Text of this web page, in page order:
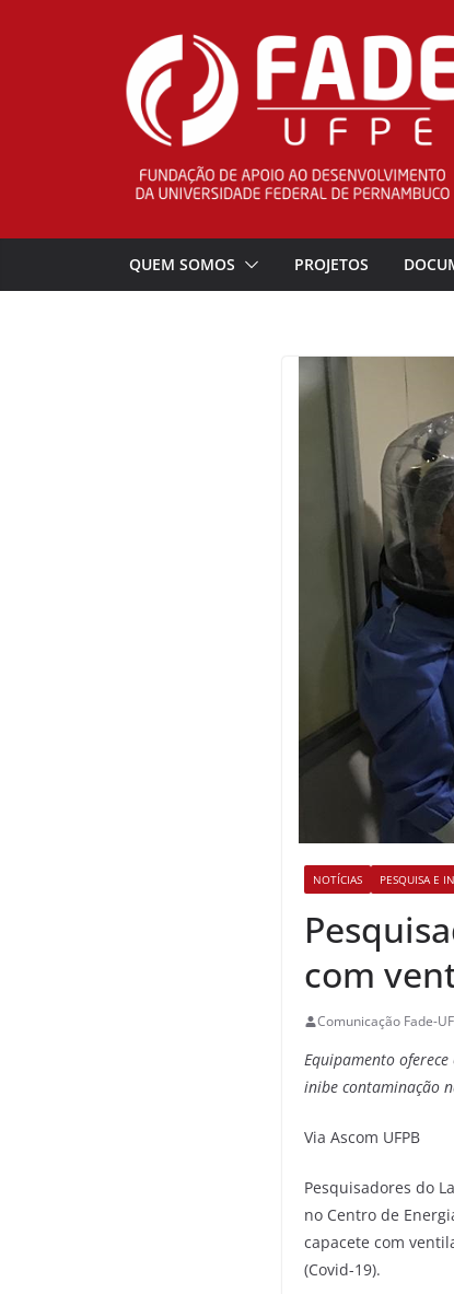
QUEM SOMOS PROJETOS
NOTÍCIAS PESQUISA E
com
Comunicação Fade-
Equipamento
inibe contaminação
Via Ascom UFPB
Pesquisadores do
no Centro de
capacete com
(Covid-19).